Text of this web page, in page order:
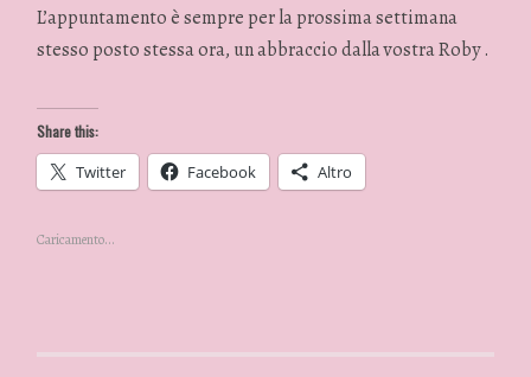
L’appuntamento è sempre per la prossima settimana
stesso posto stessa ora, un abbraccio dalla vostra Roby .
Share this:
Twitter Facebook Altro
Caricamento...